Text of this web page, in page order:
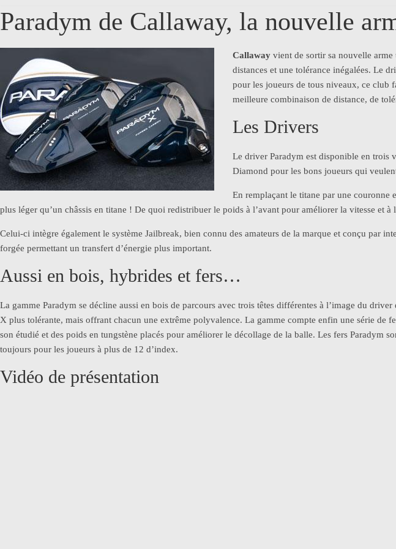
Paradym de Callaway, la nouvelle
Callaway vient de sortir sa nouvelle
distances et une tolérance inégalées. Le
pour les joueurs de tous niveaux, ce club
meilleure combinaison de distance, de
Les Drivers
Le driver Paradym est disponible en trois
Diamond pour les bons joueurs qui
En remplaçant le titane par une couronne
plus léger qu’un châssis en titane ! De quoi redistribuer le poids à l’avant pour améliorer la vitesse et à
Celui-ci intègre également le système Jailbreak, bien connu des amateurs de la marque et conçu par
forgée permettant un transfert d’énergie plus important.
Aussi en bois, hybrides et fers…
La gamme Paradym se décline aussi en bois de parcours avec trois têtes différentes à l’image du
X plus tolérante, mais offrant chacun une extrême polyvalence. La gamme compte enfin une série de
son étudié et des poids en tungstène placés pour améliorer le décollage de la balle. Les fers Paradym
toujours pour les joueurs à plus de 12 d’index.
Vidéo de présentation